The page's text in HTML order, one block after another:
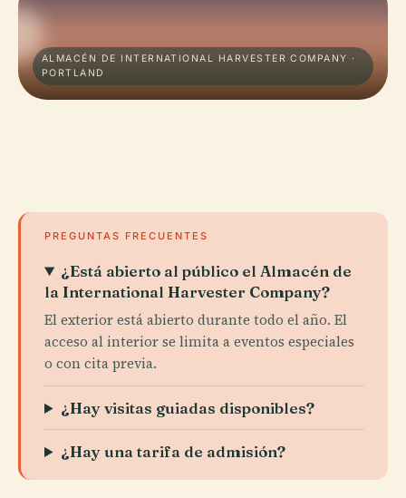
ALMACÉN DE INTERNATIONAL HARVESTER COMPANY ·
PORTLAND
PREGUNTAS FRECUENTES
¿Está abierto al público el Almacén de
la International Harvester Company?
El exterior está abierto durante todo el año. El
acceso al interior se limita a eventos especiales
o con cita previa.
¿Hay visitas guiadas disponibles?
¿Hay una tarifa de admisión?